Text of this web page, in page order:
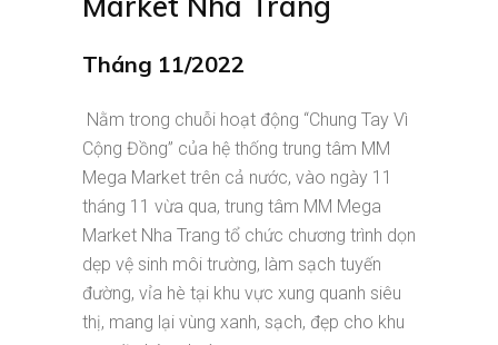
Tháng 11/2022
Nằm trong chuỗi hoạt động “Chung Tay Vì
Cộng Đồng” của hệ thống trung tâm MM
Mega Market trên cả nước, vào ngày 11
tháng 11 vừa qua, trung tâm MM Mega
Market Nha Trang tổ chức chương trình dọn
dẹp vệ sinh môi trường, làm sạch tuyến
đường, vỉa hè tại khu vực xung quanh siêu
thị, mang lại vùng xanh, sạch, đẹp cho khu